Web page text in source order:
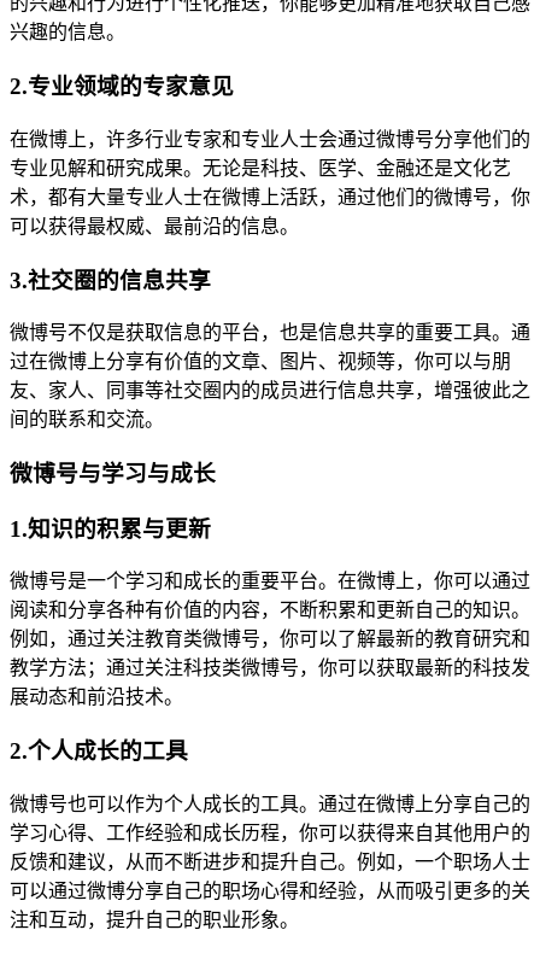
兴趣的信息。
2.专业领域的专家意见
在微博上，许多行业专家和专业人士会通过微博号分享他们的
专业见解和研究成果。无论是科技、医学、金融还是文化艺
术，都有大量专业人士在微博上活跃，通过他们的微博号，你
可以获得最权威、最前沿的信息。
3.社交圈的信息共享
微博号不仅是获取信息的平台，也是信息共享的重要工具。通
过在微博上分享有价值的文章、图片、视频等，你可以与朋
友、家人、同事等社交圈内的成员进行信息共享，增强彼此之
间的联系和交流。
微博号与学习与成长
1.知识的积累与更新
微博号是一个学习和成长的重要平台。在微博上，你可以通过
阅读和分享各种有价值的内容，不断积累和更新自己的知识。
例如，通过关注教育类微博号，你可以了解最新的教育研究和
教学方法；通过关注科技类微博号，你可以获取最新的科技发
展动态和前沿技术。
2.个人成长的工具
微博号也可以作为个人成长的工具。通过在微博上分享自己的
学习心得、工作经验和成长历程，你可以获得来自其他用户的
反馈和建议，从而不断进步和提升自己。例如，一个职场人士
可以通过微博分享自己的职场心得和经验，从而吸引更多的关
注和互动，提升自己的职业形象。